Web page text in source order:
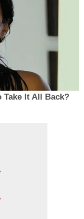
Take It All Back?